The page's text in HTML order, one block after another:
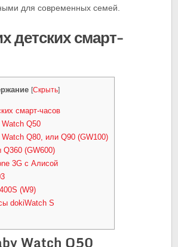
для современных семей.
детских смарт-
[Скрыть]
смарт-часов
Q50
Q80, или Q90 (GW100)
(GW600)
3G с Алисой
(W9)
dokiWatch S
Watch Q50